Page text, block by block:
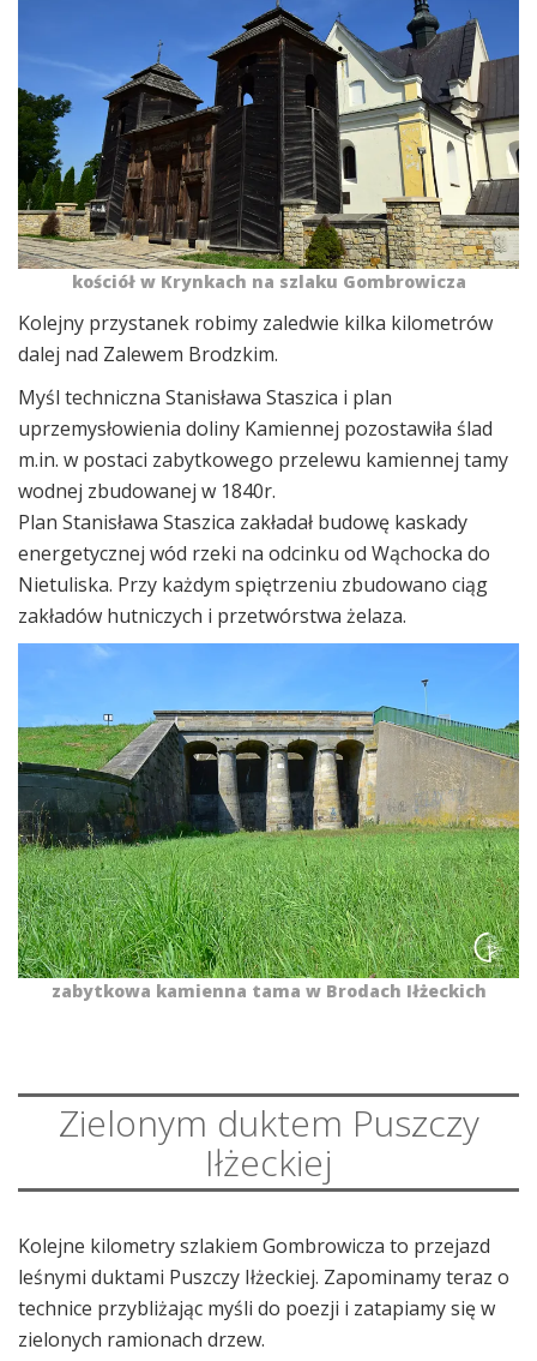
kościół w Krynkach na szlaku Gombrowicza
Kolejny przystanek robimy zaledwie kilka kilometrów
dalej nad Zalewem Brodzkim.
Myśl techniczna Stanisława Staszica i plan
uprzemysłowienia doliny Kamiennej pozostawiła ślad
m.in. w postaci zabytkowego przelewu kamiennej tamy
wodnej zbudowanej w 1840r.
Plan Stanisława Staszica zakładał budowę kaskady
energetycznej wód rzeki na odcinku od Wąchocka do
Nietuliska. Przy każdym spiętrzeniu zbudowano ciąg
zakładów hutniczych i przetwórstwa żelaza.
zabytkowa kamienna tama w Brodach Iłżeckich
Zielonym duktem Puszczy
Iłżeckiej
Kolejne kilometry szlakiem Gombrowicza to przejazd
leśnymi duktami Puszczy Iłżeckiej. Zapominamy teraz o
technice przybliżając myśli do poezji i zatapiamy się w
zielonych ramionach drzew.